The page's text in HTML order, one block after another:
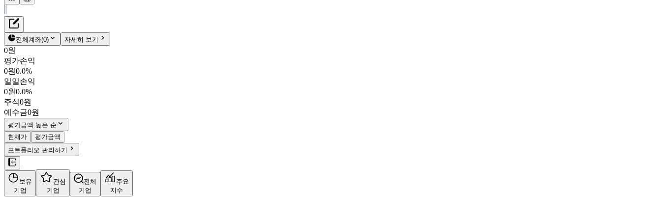
어도비
$259.32
ADBE
NASDAQ
시가총액
PBR8.92
PER14.73
결산월11월
사업정보
더보기
재무정보
펀더멘탈
밸류에이션
전체계좌(0) 자세히 보기
0원
평가손익
0원0.0%
일일손익
0원0.0%
주식0원
예수금0원
평가금액 높은 순
현재가
평가금액
포트폴리오 관리하기
보유
기업
관심
기업
전체
기업
주요
지수